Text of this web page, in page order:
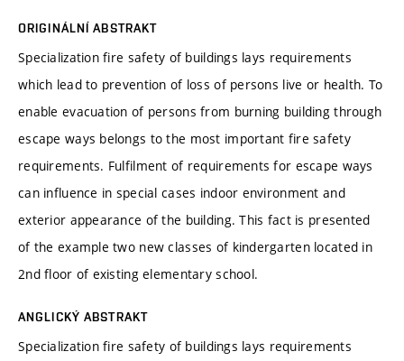
ORIGINÁLNÍ ABSTRAKT
Specialization fire safety of buildings lays requirements
which lead to prevention of loss of persons live or health. To
enable evacuation of persons from burning building through
escape ways belongs to the most important fire safety
requirements. Fulfilment of requirements for escape ways
can influence in special cases indoor environment and
exterior appearance of the building. This fact is presented
of the example two new classes of kindergarten located in
2nd floor of existing elementary school.
ANGLICKÝ ABSTRAKT
Specialization fire safety of buildings lays requirements